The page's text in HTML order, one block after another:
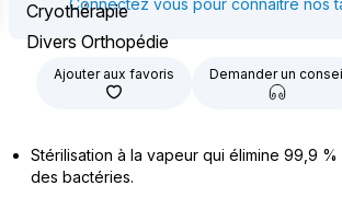
Cryothérapie
Divers Orthopédie
Connectez vous pour connaître nos
Ajouter aux favoris Demander un
Stérilisation à la vapeur qui élimine 99,9
des bactéries.